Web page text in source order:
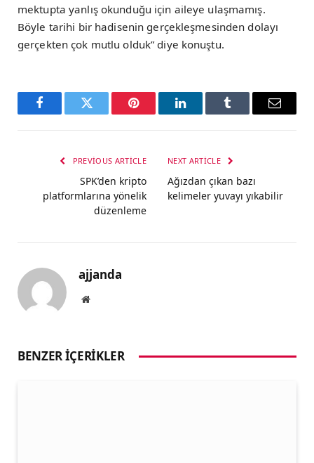
mektupta yanlış okunduğu için aileye ulaşmamış.
Böyle tarihi bir hadisenin gerçekleşmesinden dolayı
gerçekten çok mutlu olduk” diye konuştu.
FacebookTwitter Pinterest LinkedInTumblr Email
PREVIOUS ARTICLE
SPK’den kripto
platformlarına yönelik
düzenleme
NEXT ARTICLE
Ağızdan çıkan bazı
kelimeler yuvayı yıkabilir
ajjanda
Website
BENZER İÇERIKLER